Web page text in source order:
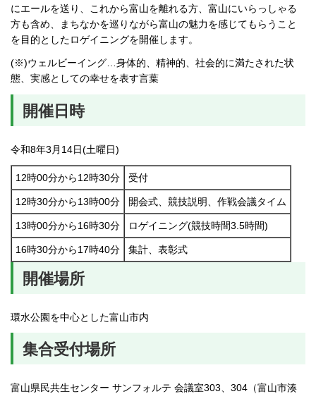
にエールを送り、これから富山を離れる方、富山にいらっしゃる
方も含め、まちなかを巡りながら富山の魅力を感じてもらうこと
を目的としたロゲイニングを開催します。
(※)ウェルビーイング…身体的、精神的、社会的に満たされた状
態、実感としての幸せを表す言葉
開催日時
令和8年3月14日(土曜日)
12時00分から12時30分 受付
12時30分から13時00分 開会式、競技説明、作戦会議タイム
13時00分から16時30分 ロゲイニング(競技時間3.5時間)
16時30分から17時40分 集計、表彰式
開催場所
環水公園を中心とした富山市内
集合受付場所
富山県民共生センター サンフォルテ 会議室303、304（富山市湊